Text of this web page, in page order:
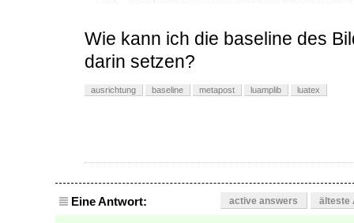
Wie kann ich die baseline des
darin setzen?
ausrichtung baseline metapost luamplib luatex
Eine Antwort: active answers älteste